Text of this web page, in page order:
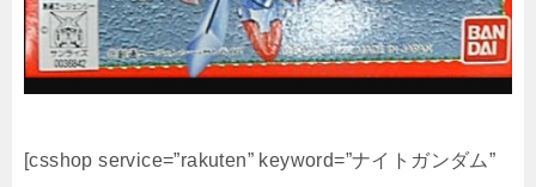
[csshop service=”rakuten” keyword=”ナイトガンダム”